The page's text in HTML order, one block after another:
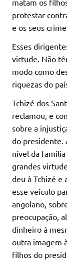
protestar
e os seus
Esses
virtude. Não
modo como
riquezas do
Tchizé dos
reclamou, e
sobre a
do presidente.
nível da
grandes
deu à Tchizé e
esse veículo
angolano,
preocupação,
dinheiro à
outra imagem
filhos do